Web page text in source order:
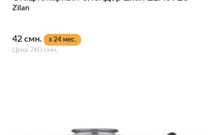
Zilan
42 смн.
x 24 мес.
Цена 760 смн.